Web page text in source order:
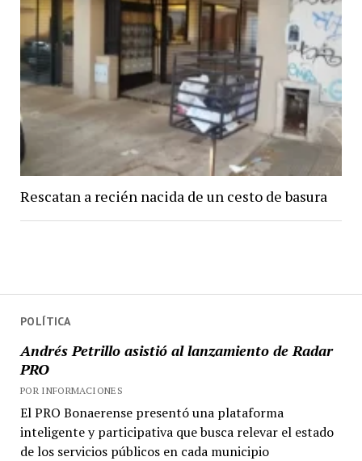
POLÍTICA
Andrés Petrillo asistió al lanzamiento de Radar
PRO
POR INFORMACIONES
El PRO Bonaerense presentó una plataforma
inteligente y participativa que busca relevar el estado
de los servicios públicos en cada municipio
Rescatan a recién nacida de un cesto de basura